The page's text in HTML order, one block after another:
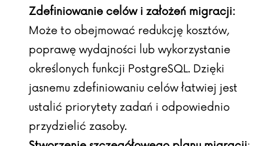
Zdefiniowanie celów i założeń migracji:
Może to obejmować redukcję kosztów,
poprawę wydajności lub wykorzystanie
określonych funkcji PostgreSQL. Dzięki
jasnemu zdefiniowaniu celów łatwiej jest
ustalić priorytety zadań i odpowiednio
przydzielić zasoby.